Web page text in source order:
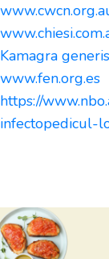
Kamagra
www.fen.org.es
https://
infectopedicul-